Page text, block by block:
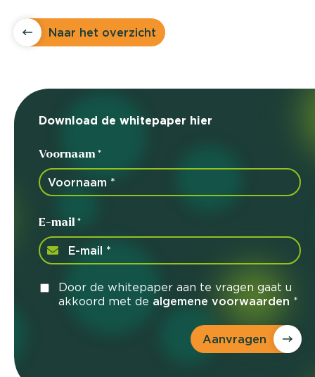
Naar het overzicht
Download de whitepaper hier
Voornaam *
E-mail *
Door de whitepaper aan te vragen gaat u
akkoord met de algemene voorwaarden *
Aanvragen